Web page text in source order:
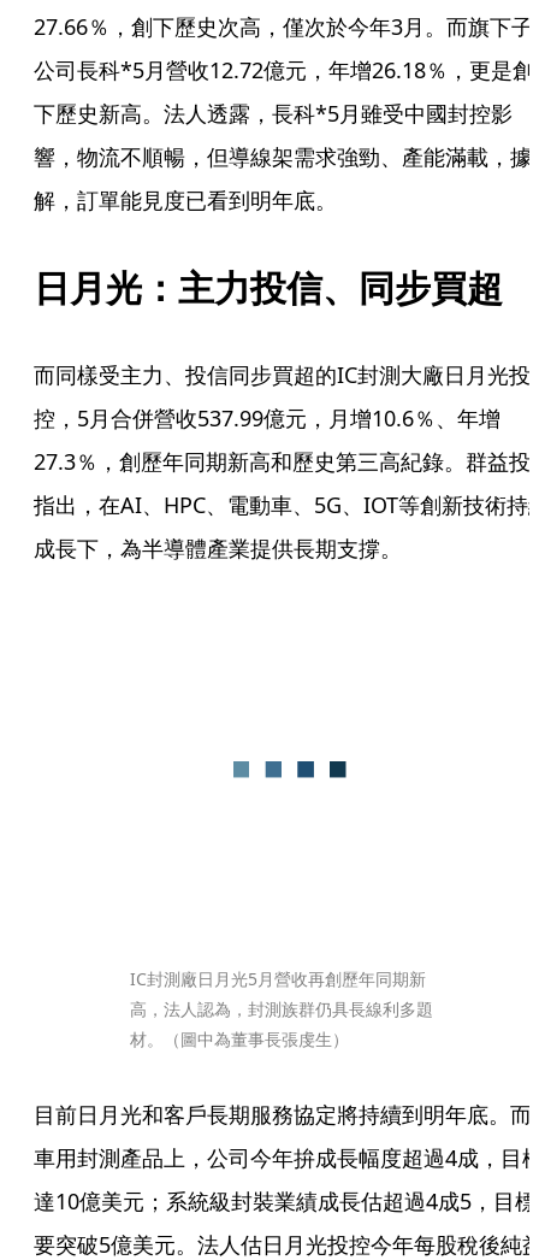
27.66％，創下歷史次高，僅次於今年3月。而旗下子
公司長科*5月營收12.72億元，年增26.18％，更是創
下歷史新高。法人透露，長科*5月雖受中國封控影
響，物流不順暢，但導線架需求強勁、產能滿載，據
解，訂單能見度已看到明年底。
日月光：主力投信、同步買超
而同樣受主力、投信同步買超的IC封測大廠日月光投
控，5月合併營收537.99億元，月增10.6％、年增
27.3％，創歷年同期新高和歷史第三高紀錄。群益投
指出，在AI、HPC、電動車、5G、IOT等創新技術持
成長下，為半導體產業提供長期支撐。
IC封測廠日月光5月營收再創歷年同期新
高，法人認為，封測族群仍具長線利多題
材。（圖中為董事長張虔生）
目前日月光和客戶長期服務協定將持續到明年底。而
車用封測產品上，公司今年拚成長幅度超過4成，目
達10億美元；系統級封裝業績成長估超過4成5，目標
要突破5億美元。法人估日月光投控今年每股稅後純